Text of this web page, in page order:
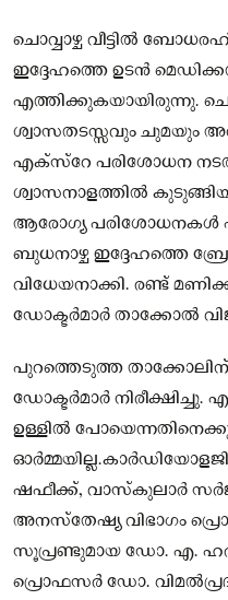
ചൊവ്വാഴ്ച വീട്ടിൽ
ഇദ്ദേഹത്തെ ഉടൻ
എത്തിക്കുകയായിരുന്നു.
ശ്വാസതടസ്സവും ചുമയും
എക്‌സ്‌റേ പരിശോധന
ശ്വാസനാളത്തിൽ
ആരോഗ്യ പരിശോധനകൾ
ബുധനാഴ്ച ഇദ്ദേഹത്തെ
വിധേയനാക്കി. രണ്ട്
ഡോക്ടർമാർ താക്കോൽ
പുറത്തെടുത്ത
ഡോക്ടർമാർ
ഉള്ളിൽ
ഷഫീക്ക്, വാസ്‌കുലാർ
അനസ്‌തേഷ്യ വിഭാഗം
സൂപ്രണ്ടുമായ ഡോ. എ.
പ്രൊഫസർ ഡോ.